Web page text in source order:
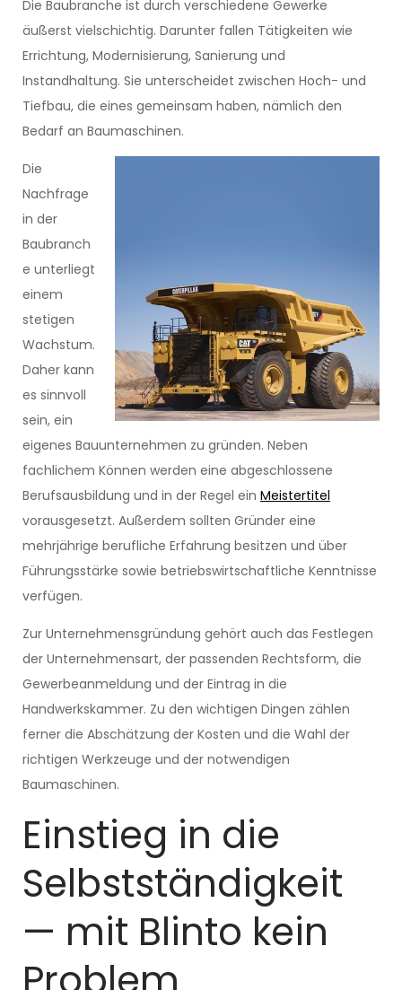
Die Baubranche ist durch verschiedene Gewerke
äußerst vielschichtig. Darunter fallen Tätigkeiten wie
Errichtung, Modernisierung, Sanierung und
Instandhaltung. Sie unterscheidet zwischen Hoch- und
Tiefbau, die eines gemeinsam haben, nämlich den
Bedarf an Baumaschinen.
Die
Nachfrage
in der
Baubranch
e unterliegt
einem
stetigen
Wachstum.
Daher kann
es sinnvoll
sein, ein
eigenes Bauunternehmen zu gründen. Neben
fachlichem Können werden eine abgeschlossene
Berufsausbildung und in der Regel ein Meistertitel
vorausgesetzt. Außerdem sollten Gründer eine
mehrjährige berufliche Erfahrung besitzen und über
Führungsstärke sowie betriebswirtschaftliche Kenntnisse
verfügen.
Zur Unternehmensgründung gehört auch das Festlegen
der Unternehmensart, der passenden Rechtsform, die
Gewerbeanmeldung und der Eintrag in die
Handwerkskammer. Zu den wichtigen Dingen zählen
ferner die Abschätzung der Kosten und die Wahl der
richtigen Werkzeuge und der notwendigen
Baumaschinen.
Einstieg in die
Selbstständigkeit
— mit Blinto kein